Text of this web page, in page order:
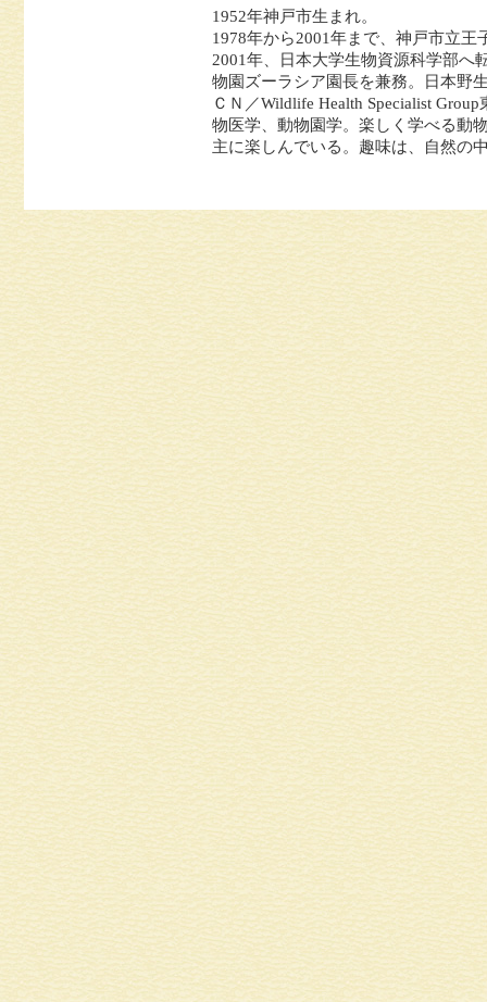
1952年神戸市生まれ。
1978年から2001年まで、神戸市立
2001年、日本大学生物資源科学部へ
物園ズーラシア園長を兼務。日本野
ＣＮ／Wildlife Health Specialist
物医学、動物園学。楽しく学べる動
主に楽しんでいる。趣味は、自然の